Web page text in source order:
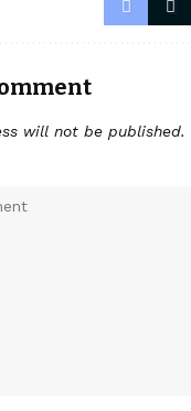
will not be published.